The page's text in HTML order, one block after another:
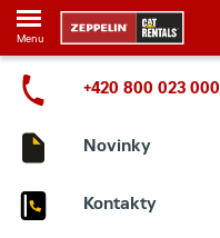
Menu
+420 800 023 000
Novinky
Kontakty